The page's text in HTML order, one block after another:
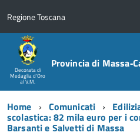
Regione Toscana
Decorata di
Medaglia d'Oro
al V.M.
Provincia di
Home Comunicati
scolastica: 82 mila euro per i
Barsanti e Salvetti di Massa